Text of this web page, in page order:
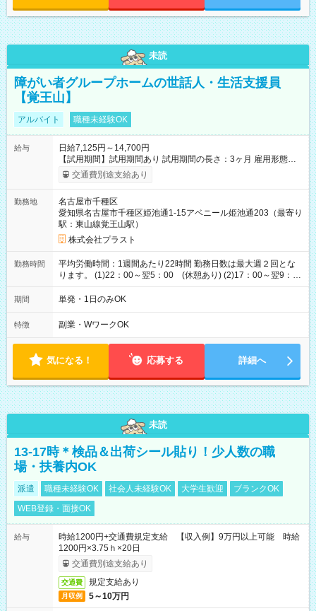
未読
障がい者グループホームの世話人・生活支援員
【覚王山】
アルバイト 職種未経験OK
給与
日給7,125円～14,700円
【試用期間】試用期間あり 試用期間の長さ：3ヶ月 雇用形態、
給与は本採用時と同じです。
交通費別途支給あり
勤務地
名古屋市千種区
愛知県名古屋市千種区姫池通1-15アベニール姫池通203（最寄り
駅：東山線覚王山駅）
株式会社プラスト
勤務時間
平均労働時間：1週間あたり22時間 勤務日数は最大週２回とな
ります。 (1)22：00～翌5：00 (休憩あり) (2)17：00～翌9：
00 (休憩あり) ３６協定提出済 平均労働時間：1週間あたり22
時間 勤務日数は最大週２回となります。 (1)22：00～翌5：00
期間 単発・1日のみOK
特徴 副業・WワークOK
気になる！ 応募する 詳細へ
未読
13-17時＊検品＆出荷シール貼り！少人数の職
場・扶養内OK
派遣 職種未経験OK 社会人未経験OK 大学生歓迎
ブランクOK
WEB登録・面接OK
給与
時給1200円+交通費規定支給 【収入例】9万円以上可能 時給
1200円×3.75ｈ×20日
交通費別途支給あり
交通費 規定支給あり
月収例 5～10万円